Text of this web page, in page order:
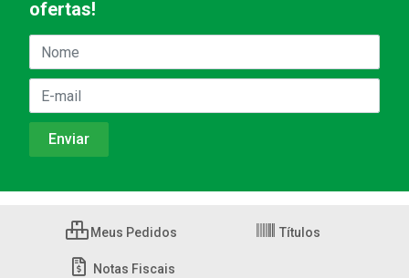
ofertas!
Meus Pedidos Títulos
Notas Fiscais